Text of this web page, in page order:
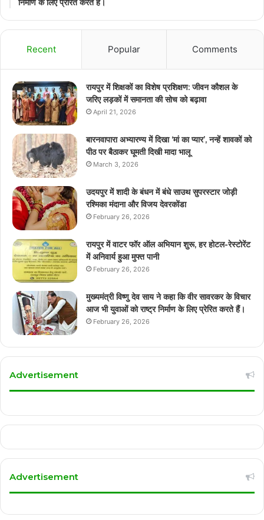
निर्माण के लिए प्रेरित करते हैं।
Recent Popular Comments
रायपुर में शिक्षकों का विशेष प्रशिक्षण: जीवन कौशल के
जरिए लड़कों में समानता की सोच को बढ़ावा
April 21, 2026
बारनवापारा अभ्यारण्य में दिखा ‘मां का प्यार’, नन्हें शावकों को
पीठ पर बैठाकर घूमती दिखी मादा भालू
March 3, 2026
उदयपुर में शादी के बंधन में बंधे साउथ सुपरस्टार जोड़ी
रश्मिका मंदाना और विजय देवरकोंडा
February 26, 2026
रायपुर में वाटर फॉर ऑल अभियान शुरू, हर होटल-रेस्टोरेंट
में अनिवार्य हुआ मुफ्त पानी
February 26, 2026
मुख्यमंत्री विष्णु देव साय ने कहा कि वीर सावरकर के विचार
आज भी युवाओं को राष्ट्र निर्माण के लिए प्रेरित करते हैं।
February 26, 2026
Advertisement
Advertisement